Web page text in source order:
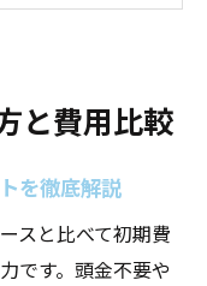
注意点と節約ポ
活用方法を伝
方を解説
と費用比較
を徹底解説
スと比べて初期費
です。頭金不要や